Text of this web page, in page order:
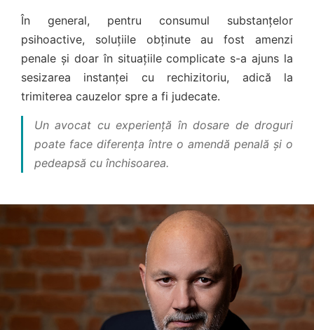
În general, pentru consumul substanțelor
psihoactive, soluțiile obținute au fost amenzi
penale și doar în situațiile complicate s-a ajuns la
sesizarea instanței cu rechizitoriu, adică la
trimiterea cauzelor spre a fi judecate.
Un avocat cu experiență în dosare de droguri
poate face diferența între o amendă penală și o
pedeapsă cu închisoarea.